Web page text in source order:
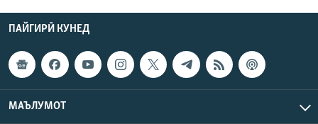
ПАЙГИРӢ КУНЕД
МАЪЛУМОТ